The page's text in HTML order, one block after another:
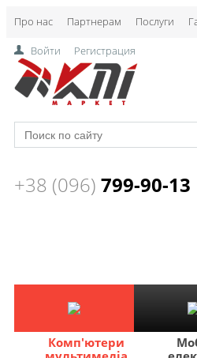
Про нас Партнерам Послуги
Войти Регистрация
+38 (096) 799-90-13
Комп'ютери